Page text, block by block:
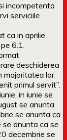
incompetenta
serviciile
ca in aprilie
6.1.
deschiderea
majoritatea lor
primul servit”.
in iunie se
se anunta
se anunta ca
se anunta ca se
decembrie se